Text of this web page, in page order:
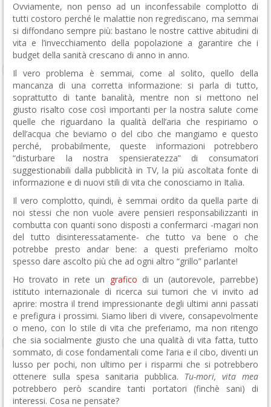
Ovviamente, non penso ad un inconfessabile complotto di
tutti costoro perché le malattie non regrediscano, ma semmai
si diffondano sempre più: bastano le nostre cattive abitudini di
vita e l’invecchiamento della popolazione a garantire che i
budget della sanità crescano di anno in anno.
Il vero problema è semmai, come al solito, quello della
mancanza di una corretta informazione: si parla di tutto,
soprattutto di tante banalità, mentre non si mettono nel
giusto risalto cose così importanti per la nostra salute come
quelle che riguardano la qualità dell’aria che respiriamo o
dell’acqua che beviamo o del cibo che mangiamo e questo
perché, probabilmente, queste informazioni potrebbero
“disturbare la nostra spensieratezza” di consumatori
suggestionabili dalla pubblicità in TV, la più ascoltata fonte di
informazione e di nuovi stili di vita che conosciamo in Italia.
Il vero complotto, quindi, è semmai ordito da quella parte di
noi stessi che non vuole avere pensieri responsabilizzanti in
combutta con quanti sono disposti a confermarci -magari non
del tutto disinteressatamente- che tutto va bene o che
potrebbe presto andar bene: a questi preferiamo molto
spesso dare ascolto più che ad ogni altro “grillo” parlante!
Ho trovato in rete un grafico di un (autorevole, parrebbe)
istituto internazionale di ricerca sui tumori che vi invito ad
aprire: mostra il trend impressionante degli ultimi anni passati
e prefigura i prossimi. Siamo liberi di vivere, consapevolmente
o meno, con lo stile di vita che preferiamo, ma non ritengo
che sia socialmente giusto che una qualità di vita fatta, tutto
sommato, di cose fondamentali come l’aria e il cibo, diventi un
lusso per pochi, non ultimo per i risparmi che si potrebbero
ottenere sulla spesa sanitaria pubblica. Tu-mori, vita mea
potrebbero però scandire tanti portatori (finchè sani) di
interessi. Cosa ne pensate?